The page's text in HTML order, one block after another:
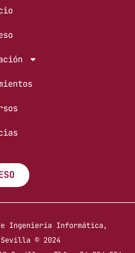
Ingeniería Informática,
© 2024